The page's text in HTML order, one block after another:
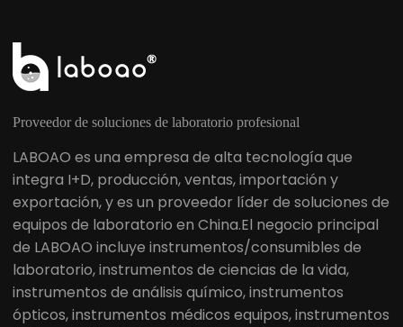
Proveedor de soluciones de laboratorio profesional
LABOAO es una empresa de alta tecnología que
integra I+D, producción, ventas, importación y
exportación, y es un proveedor líder de soluciones de
equipos de laboratorio en China.El negocio principal
de LABOAO incluye instrumentos/consumibles de
laboratorio, instrumentos de ciencias de la vida,
instrumentos de análisis químico, instrumentos
ópticos, instrumentos médicos equipos, instrumentos